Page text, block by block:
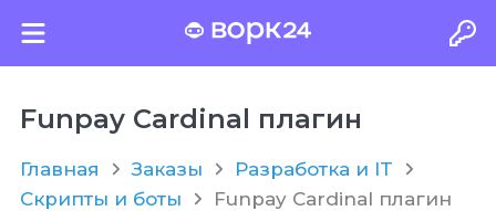
Funpay Cardinal плагин
Главная Заказы
Разработка и IT
Скрипты и боты
Funpay Cardinal плагин